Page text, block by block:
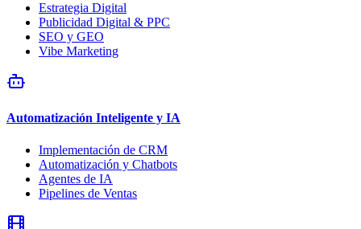
Estrategia Digital
Publicidad Digital & PPC
SEO y GEO
Vibe Marketing
Automatización Inteligente y IA
Implementación de CRM
Automatización y Chatbots
Agentes de IA
Pipelines de Ventas